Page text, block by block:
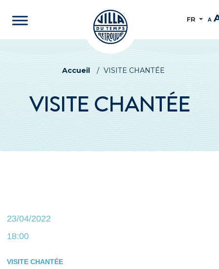
FR A
Accueil / VISITE CHANTÉE
VISITE CHANTÉE
23/04/2022
18:00
VISITE CHANTÉE